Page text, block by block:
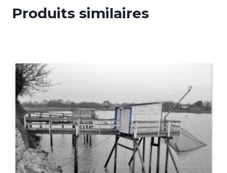
Produits similaires